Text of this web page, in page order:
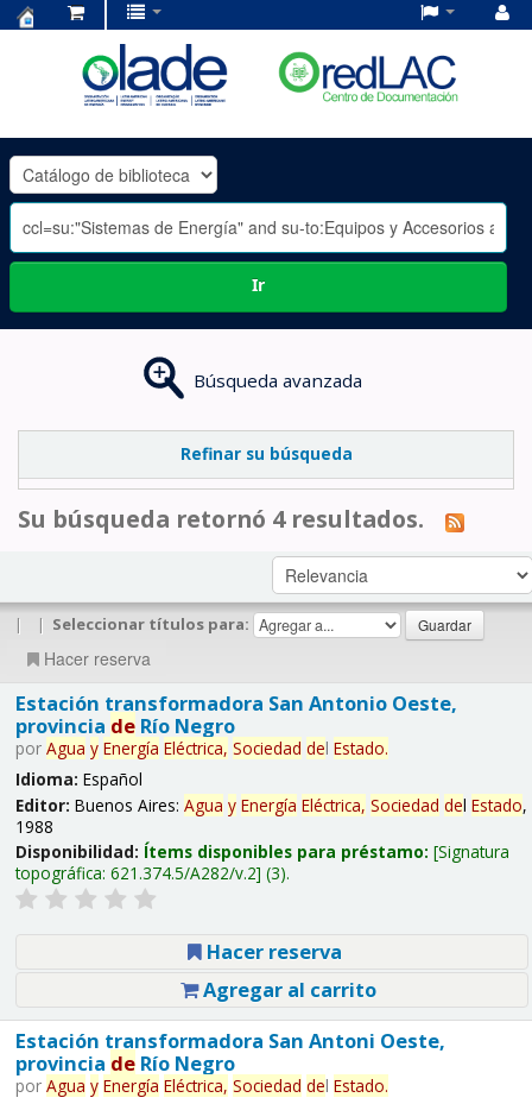
OLADE
-
Ir
Búsqueda avanzada
Refinar su búsqueda
Su búsqueda retornó 4 resultados.
| | Seleccionar títulos para:
Hacer reserva
Estación transformadora San Antonio Oeste,
provincia deRío Negro
por Agua y Energía Eléctrica, Sociedad del Estado.
Idioma: Español
Editor: Buenos Aires: Agua y Energía Eléctrica, Sociedad del Estado,
1988
Disponibilidad: Ítems disponibles para préstamo: Signatura
topográfica: 621.374.5/A282/v.2 (3).
Hacer reserva
Agregar al carrito
Estación transformadora San Antoni Oeste,
provincia deRío Negro
por Agua y Energía Eléctrica, Sociedad del Estado.